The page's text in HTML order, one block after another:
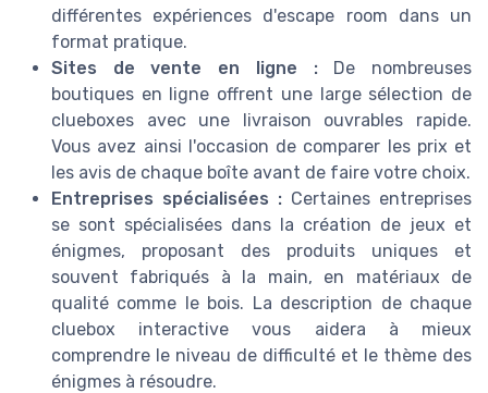
différentes expériences d'escape room dans un
format pratique.
Sites de vente en ligne :De nombreuses
boutiques en ligne offrent une large sélection de
clueboxes avec une livraison ouvrables rapide.
Vous avez ainsi l'occasion de comparer les prix et
les avis de chaque boîte avant de faire votre choix.
Entreprises spécialisées : Certaines entreprises
se sont spécialisées dans la création de jeux et
énigmes, proposant des produits uniques et
souvent fabriqués à la main, en matériaux de
qualité comme le bois. La description de chaque
cluebox interactive vous aidera à mieux
comprendre le niveau de difficulté et le thème des
énigmes à résoudre.